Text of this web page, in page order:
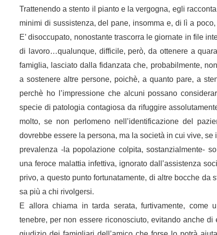
Trattenendo a stento il pianto e la vergogna, egli
minimi di sussistenza, del pane, insomma e, di lì a
E’ disoccupato, nonostante trascorra le giornate in file
di lavoro…qualunque, difficile, però, da ottenere a
famiglia, lasciato dalla fidanzata che, probabilmente,
a sostenere altre persone, poichè, a quanto pare, a
perchè ho l’impressione che alcuni possano
specie di patologia contagiosa da rifuggire
molto, se non perlomeno nell’identificazione del
dovrebbe essere la persona, ma la società in cui vive, se
prevalenza -la popolazione colpita, sostanzialmente-
una feroce malattia infettiva, ignorato dall’assistenza
privo, a questo punto fortunatamente, di altre bocche da
sa più a chi rivolgersi.
E allora chiama in tarda serata, furtivamente, come
tenebre, per non essere riconosciuto, evitando anche di